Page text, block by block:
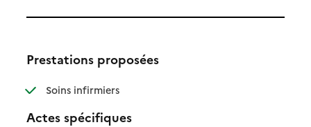
Prestations proposées
Soins infirmiers: disponible
: non disponible
Actes spécifiques